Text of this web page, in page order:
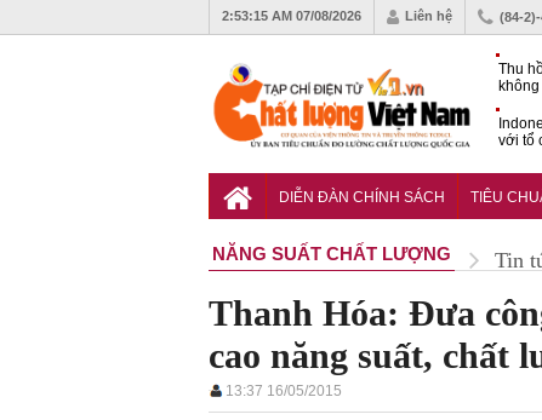
2:53:16 AM 07/08/2026 Liên hệ (84-
Thu
với tổ
mới
DIỄN ĐÀN CHÍNH SÁCH TIÊU
NĂNG SUẤT CHẤT LƯỢNG Tin
Thanh Hóa: Đưa
cao năng suất, chất
13:37 16/05/2015